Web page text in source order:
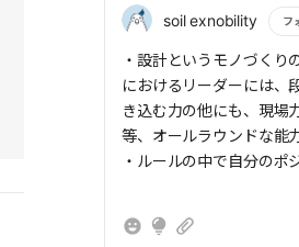
る必要があり、段取り力
ことを覚えている。
加えて、量産する製造ラ
を行う必要があり、製造
soil exnobility フ
もっと読む
・設計というモノづくり
におけるリーダーには、
き込む力の他にも、現場
等、オールラウンドな能
・ルールの中で自分のポ
す、つまり一担当のみの
・そうした業務において